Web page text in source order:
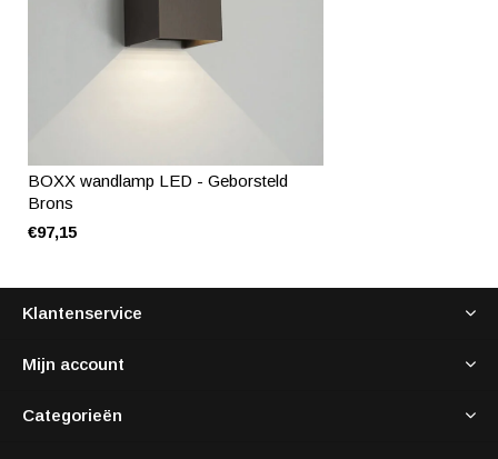
BOXX wandlamp LED - Geborsteld
Brons
€97,15
Klantenservice
Mijn account
Categorieën